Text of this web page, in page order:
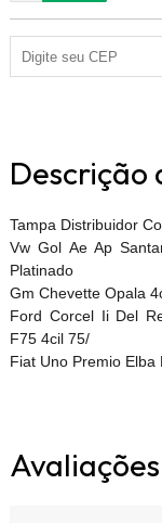
Descrição
Tampa Distribuidor
Vw Gol Ae Ap
Platinado
Gm Chevette Opala
Ford Corcel Ii Del
F75 4cil 75/
Fiat Uno Premio Elba